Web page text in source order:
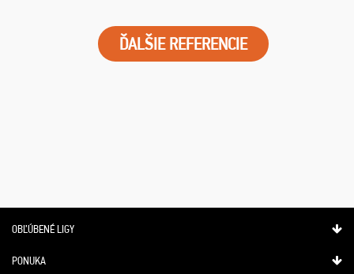
ĎALŠIE REFERENCIE
OBĽÚBENÉ LIGY
PONUKA